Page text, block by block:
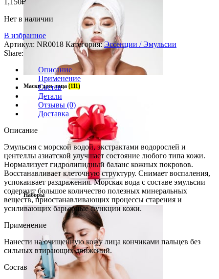
Маски для лица (111)
Наборы
1,150₽
Нет в наличии
В избранное
Артикул: NR0018 Категория: Эссенции / Эмульсии
Share:
Описание
Применение
Состав
Детали
Отзывы (0)
Доставка
Описание
Эмульсия с морской водой, экстрактами водорослей и
центеллы азиатской улучшает состояние любого типа кожи.
Нормализует гидролипидный баланс кожных покровов.
Восстанавливает клеточную структуру. Снимает воспаления,
успокаивает раздражения. Морская вода с составе эмульсии
содержит большое количество полезных минеральных
веществ, приостанавливающих процессы старения и
усиливающих барьерные функции кожи.
Применение
Нанести на очищенную кожу лица кончиками пальцев без
сильных втирающих движений.
Состав